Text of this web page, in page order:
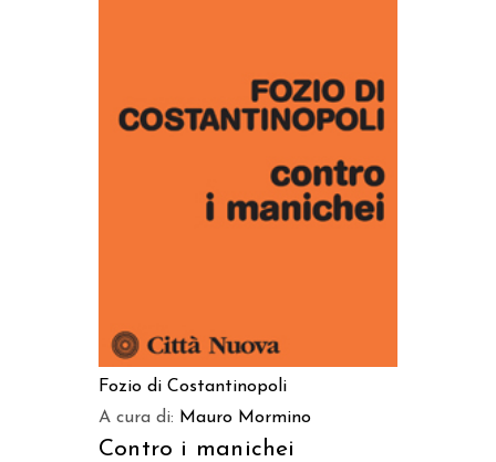
Fozio di Costantinopoli
A cura di: Mauro Mormino
Contro i manichei